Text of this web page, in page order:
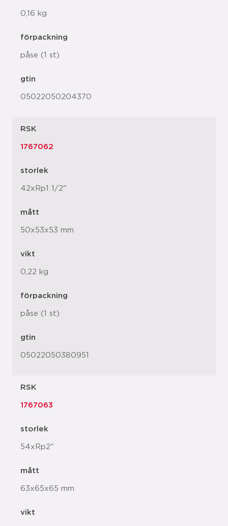
0,16 kg
förpackning
påse (1 st)
gtin
05022050204370
RSK
1767062
storlek
42xRp1 1/2"
mått
50x53x53 mm
vikt
0,22 kg
förpackning
påse (1 st)
gtin
05022050380951
RSK
1767063
storlek
54xRp2"
mått
63x65x65 mm
vikt